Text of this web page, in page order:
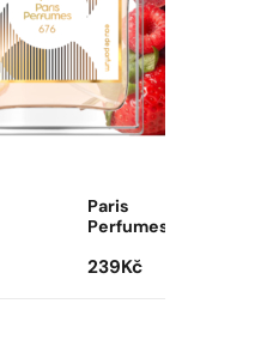
Paris
Perfumes
239 Kč